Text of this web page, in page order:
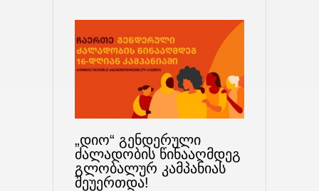
„დიო“ გენდერული
ძალადობის წინააღმდეგ
გლობალურ კამპანიას
შეუერთდა!